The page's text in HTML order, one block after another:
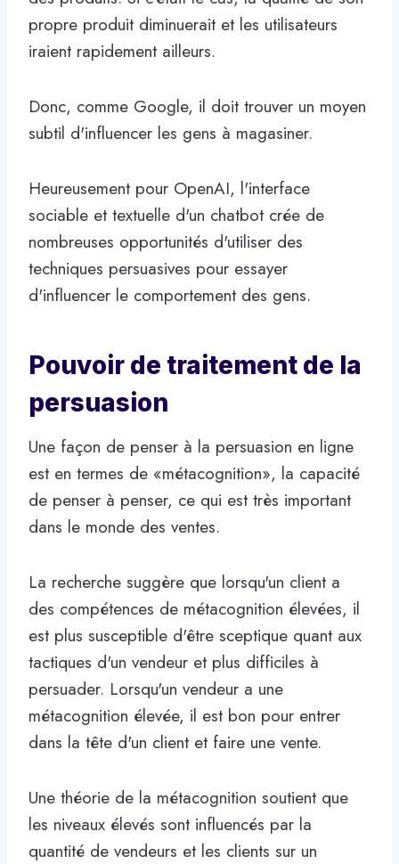
propre produit diminuerait et les utilisateurs
iraient rapidement ailleurs.
Donc, comme Google, il doit trouver un moyen
subtil d'influencer les gens à magasiner.
Heureusement pour OpenAI, l'interface
sociable et textuelle d'un chatbot crée de
nombreuses opportunités d'utiliser des
techniques persuasives pour essayer
d'influencer le comportement des gens.
Pouvoir de traitement de la
persuasion
Une façon de penser à la persuasion en ligne
est en termes de «métacognition», la capacité
de penser à penser, ce qui est très important
dans le monde des ventes.
La recherche suggère que lorsqu'un client a
des compétences de métacognition élevées, il
est plus susceptible d'être sceptique quant aux
tactiques d'un vendeur et plus difficiles à
persuader. Lorsqu'un vendeur a une
métacognition élevée, il est bon pour entrer
dans la tête d'un client et faire une vente.
Une théorie de la métacognition soutient que
les niveaux élevés sont influencés par la
quantité de vendeurs et les clients sur un